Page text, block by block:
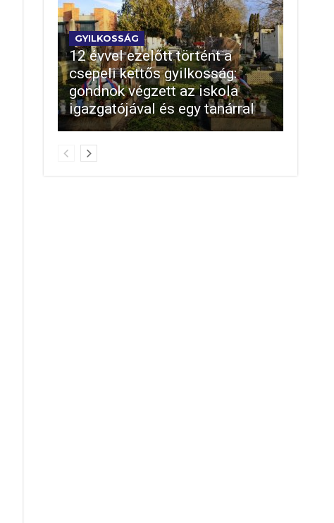
GYILKOSSÁG
12 évvel ezelőtt történt a
csepeli kettős gyilkosság:
gondnok végzett az iskola
igazgatójával és egy tanárral